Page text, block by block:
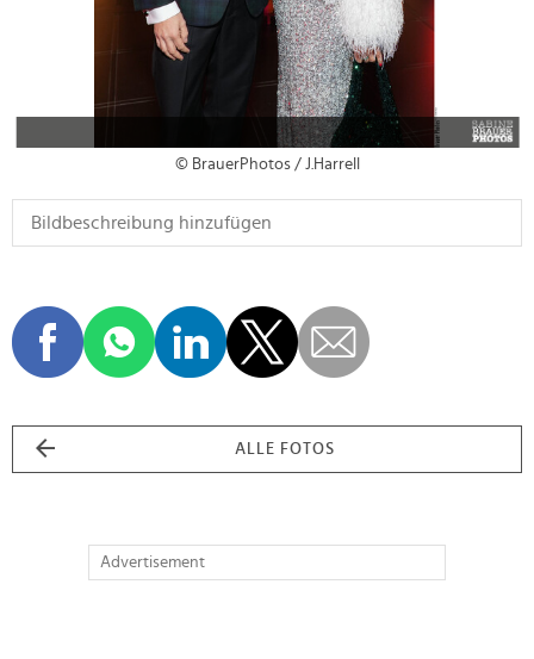
© BrauerPhotos / J.Harrell
ALLE FOTOS
Advertisement